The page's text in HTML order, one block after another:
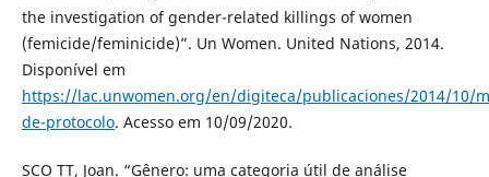
the investigation of gender-related killings of women
(femicide/feminicide)”. Un Women. United Nations, 2014.
Disponível em
https://lac.unwomen.org/en/digiteca/publicaciones/2014/10/
de-protocolo. Acesso em 10/09/2020.
SCO TT, Joan. “Gênero: uma categoria útil de análise